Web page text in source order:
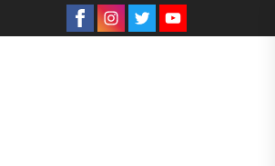
Facebook
InstagramTwitterYoutube